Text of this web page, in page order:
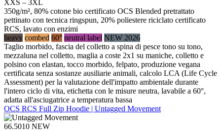
XXS – 3XL
350g/m², 80% cotone bio certificato OCS Blended pretrattato
pettinato con tecnica ringspun, 20% poliestere riciclato certificato
RCS, lavato con enzimi
heavy combed 60° neutral label NEW 2026
Taglio morbido, fascia del colletto a spina di pesce tono su tono,
mezzaluna nel colletto, maglia a coste 2x1 su maniche, colletto e
polsino con elastan, tocco morbido, felpato, produzione vegana
certificata senza sostanze ausiliarie animali, calcolo LCA (Life Cycle
Assessment) per la valutazione dell'impatto ambientale durante
l'intero ciclo di vita, etichetta con le misure neutra, lavabile a 60°,
adatta all'asciugatrice a temperatura bassa
OCS RCS Full Zip Hoodie | Untagged Movement
66.5010 NEW